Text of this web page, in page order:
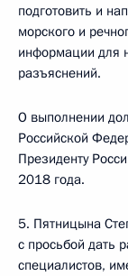
подготовить и
морского и
информации для
разъяснений.
О выполнении
Российской
Президенту
2018 года.
5. Пятницына
с просьбой дать
специалистов,